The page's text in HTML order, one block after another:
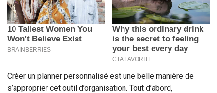
Créer un planner personnalisé est une belle manière de
s’approprier cet outil d’organisation. Tout d’abord,